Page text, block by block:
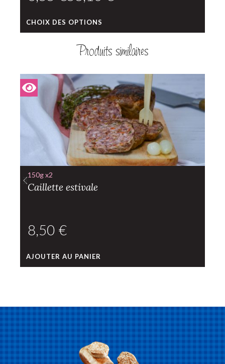
CHOIX DES OPTIONS
Produits similaires
150g x2
Caillette estivale
€
AJOUTER AU PANIER